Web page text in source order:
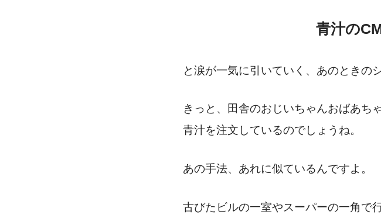
青汁の
と涙が一気に引いていく、あのときの
きっと、田舎のおじいちゃんおばあち
青汁を注文しているのでしょうね。
あの手法、あれに似ているんですよ。
古びたビルの一室やスーパーの一角で